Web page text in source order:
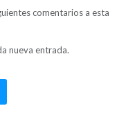
comentarios a esta
nueva entrada.